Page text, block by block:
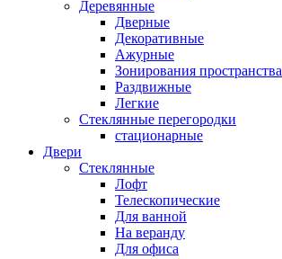
Деревянные
Дверные
Декоративные
Ажурные
Зонирования пространства
Раздвижные
Легкие
Стеклянные перегородки
стационарные
Двери
Стеклянные
Лофт
Телескопические
Для ванной
На веранду
Для офиса